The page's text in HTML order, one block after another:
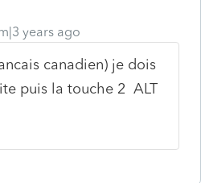
years ago
canadien) je dois
puis la touche 2 ALT